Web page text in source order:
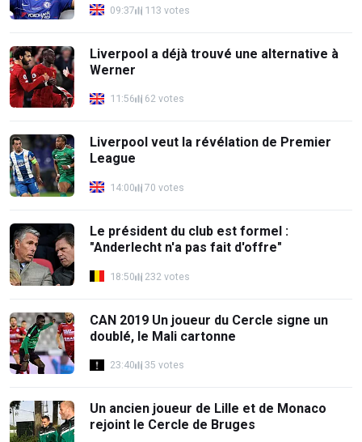
09:37 113 votes
Liverpool a déjà trouvé une alternative à
Werner
11:56 62 votes
Liverpool veut la révélation de Premier
League
14:00 70 votes
Le président du club est formel :
"Anderlecht n'a pas fait d'offre"
18:50 232 votes
CAN 2019 Un joueur du Cercle signe un
doublé, le Mali cartonne
23:40 35 votes
Un ancien joueur de Lille et de Monaco
rejoint le Cercle de Bruges